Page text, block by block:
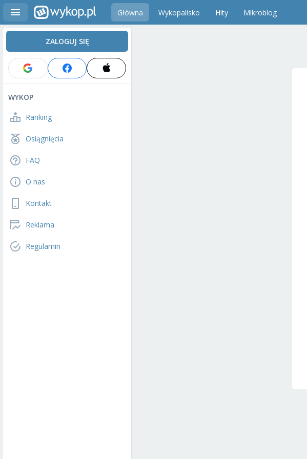
Główna Wykopalisko Hity Mikroblog
ZALOGUJ SIĘ
WYKOP
Ranking
Osiągnięcia
FAQ
O nas
Kontakt
Reklama
Regulamin